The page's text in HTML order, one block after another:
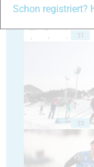
31
33
Schon registriert?